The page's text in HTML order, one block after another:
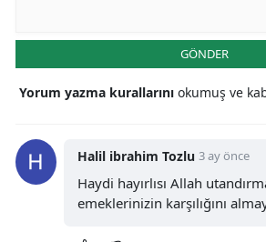
GÖNDER
Yorum yazma kurallarını okumuş ve
Halil ibrahim Tozlu 3 ay önce
Haydi hayırlısı Allah
emeklerinizin karşılığını